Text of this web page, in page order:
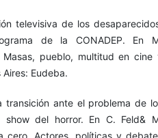
televisiva de los
de la CONADEP. En
Masas, pueblo, multitud en cine
Eudeba.
transición ante el problema de
show del horror. En C. Feld&
cero. Actores, políticas y